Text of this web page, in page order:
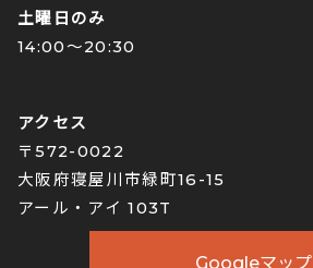
土曜日のみ
14:00〜20:30
アクセス
〒572-0022
大阪府寝屋川市緑町16-15
アール・アイ 103T
Googleマップ